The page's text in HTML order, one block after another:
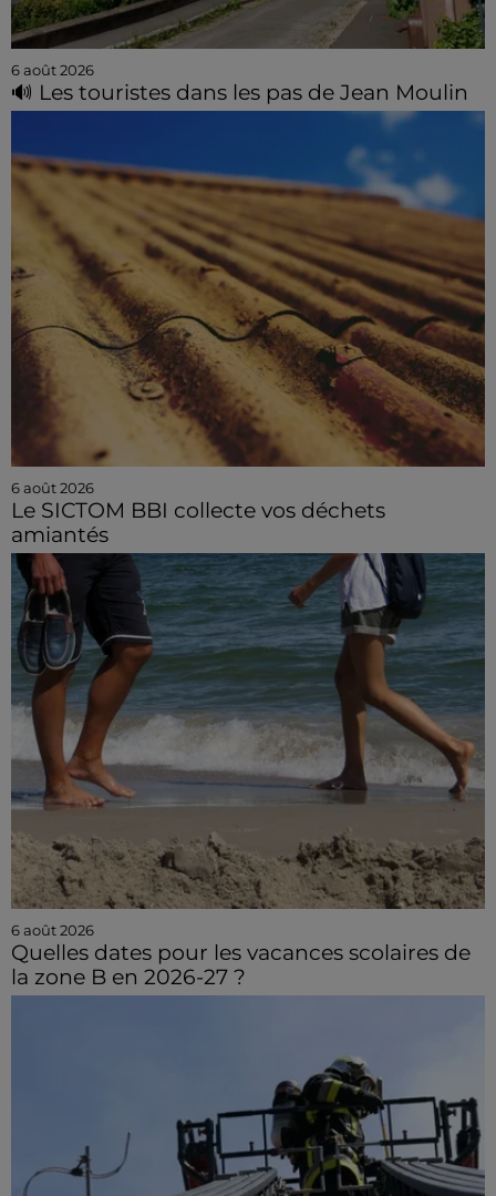
6 août 2026
🔊 Les touristes dans les pas de Jean Moulin
6 août 2026
Le SICTOM BBI collecte vos déchets
amiantés
6 août 2026
Quelles dates pour les vacances scolaires de
la zone B en 2026-27 ?